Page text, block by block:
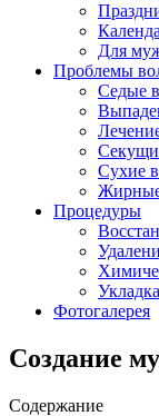
Для
Проблемы
Седые
Сухие
Процедуры
Укладка
Фотогалерея
Создание
Содержание